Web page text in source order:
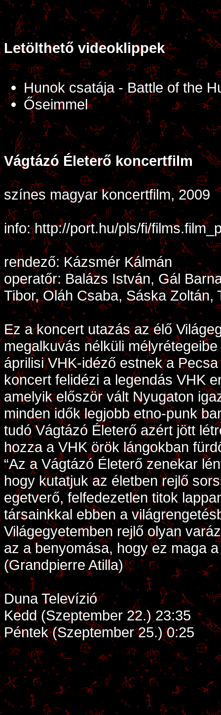
Letölthető videoklippek
Hunok csatája - Battle of the
Őseimmel
Vágtázó Életerő koncertfilm
színes magyar koncertfilm, 2009
info:http://port.hu/pls/fi/
rendező: Kázsmér Kálmán
operatőr: Balázs István, Gál
Tibor, Oláh Csaba, Sáska Zoltán,
Ez a koncert utazás az élő
megalkuvás nélküli
áprilisi VHK-idéző estnek a
koncert felidézi a legendás VHK
amelyik először vált Nyugaton
minden idők legjobb etno-punk
tudó Vágtázó Életerő azért jött
hozza a VHK örök lángokban
“Az a Vágtázó Életerő zenekar
hogy kutatjuk az életben rejlő
egetverő, felfedezetlen titok
társainkkal ebben a
Világegyetemben rejlő olyan
az a benyomása, hogy ez maga
(Grandpierre Atilla)
Duna Televízió
Kedd (Szeptember 22.) 23:35
Péntek (Szeptember 25.) 0:25